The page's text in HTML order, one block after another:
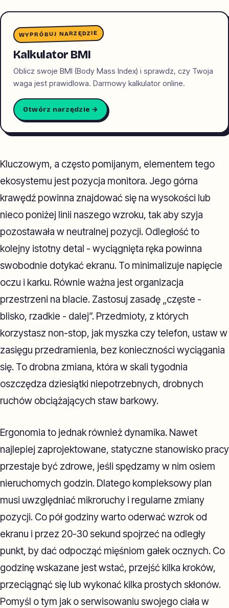
WYPRÓBUJ NARZĘDZIE
Kalkulator BMI
Oblicz swoje BMI (Body Mass Index) i sprawdz, czy Twoja
waga jest prawidlowa. Darmowy kalkulator online.
Otwórz narzędzie →
Kluczowym, a często pomijanym, elementem tego
ekosystemu jest pozycja monitora. Jego górna
krawędź powinna znajdować się na wysokości lub
nieco poniżej linii naszego wzroku, tak aby szyja
pozostawała w neutralnej pozycji. Odległość to
kolejny istotny detal - wyciągnięta ręka powinna
swobodnie dotykać ekranu. To minimalizuje napięcie
oczu i karku. Równie ważna jest organizacja
przestrzeni na blacie. Zastosuj zasadę „częste -
blisko, rzadkie - dalej”. Przedmioty, z których
korzystasz non-stop, jak myszka czy telefon, ustaw w
zasięgu przedramienia, bez konieczności wyciągania
się. To drobna zmiana, która w skali tygodnia
oszczędza dziesiątki niepotrzebnych, drobnych
ruchów obciążających staw barkowy.
Ergonomia to jednak również dynamika. Nawet
najlepiej zaprojektowane, statyczne stanowisko pracy
przestaje być zdrowe, jeśli spędzamy w nim osiem
nieruchomych godzin. Dlatego kompleksowy plan
musi uwzględniać mikroruchy i regularne zmiany
pozycji. Co pół godziny warto oderwać wzrok od
ekranu i przez 20-30 sekund spojrzeć na odległy
punkt, by dać odpocząć mięśniom gałek ocznych. Co
godzinę wskazane jest wstać, przejść kilka kroków,
przeciągnąć się lub wykonać kilka prostych skłonów.
Pomyśl o tym jak o serwisowaniu swojego ciała w